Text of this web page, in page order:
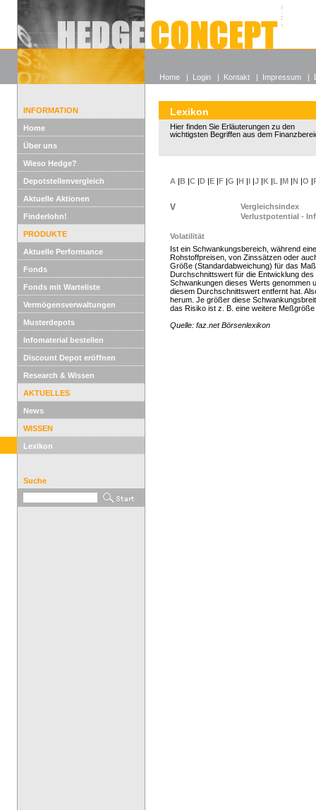
Alle
Wieso
INFORMATION
Home
Über uns
Wieso Hedge?
Depotstellenvergleich
Aktuelle Aktionen
Finderlohn!
PRODUKTE
Aktuelle Performance
Fonds
Fonds mit Warteliste
Vermögensverwaltungen
Musterdepots
Infomaterial bestellen
Discount Depot eröffnen
Research & Wissen
AKTUELLES
News
WISSEN
Lexikon
Suche
Lexikon
Hier finden Sie Erläuterungen zu den
wichtigsten Begriffen aus dem
A |B |C |D |E |F |G |H |I |J |K |L |M |N |O |
V
Vergleichsindex
Verlustpotential -
Volatilität
Ist ein Schwankungsbereich, während
Rohstoffpreisen, von Zinssätzen oder
Größe (Standardabweichung) für das
Durchschnittswert für die Entwicklung
Schwankungen dieses Werts genommen
diesem Durchschnittswert entfernt hat.
herum. Je größer diese
das Risiko ist z. B. eine weitere
Quelle: faz.net Börsenlexikon
Home | Login | Kontakt | Impressum |